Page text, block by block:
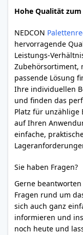
Hohe Qualität
NEDCON
hervorragende
Leistungs-
Zubehörsortiment,
passende Lösung
Ihre individuellen
und finden das
Platz für
auf Ihren
einfache,
Sie haben Fragen?
Gerne
Fragen rund um
sich auch ganz
informieren und
noch heute und